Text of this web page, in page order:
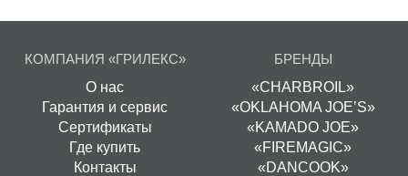
КОМПАНИЯ «ГРИЛЕКС»
О нас
Гарантия и сервис
Сертификаты
Где купить
Контакты
БРЕНДЫ
«CHARBROIL»
«OKLAHOMA JOE’S»
«KAMADO JOE»
«FIREMAGIC»
«DANCOOK»